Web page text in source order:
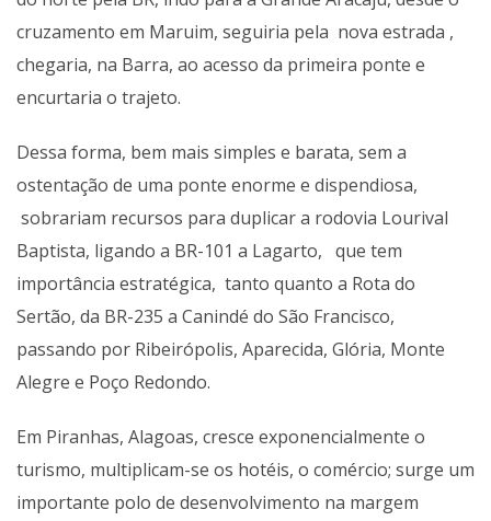
cruzamento em Maruim, seguiria pela nova estrada ,
chegaria, na Barra, ao acesso da primeira ponte e
encurtaria o trajeto.
Dessa forma, bem mais simples e barata, sem a
ostentação de uma ponte enorme e dispendiosa,
sobrariam recursos para duplicar a rodovia Lourival
Baptista, ligando a BR-101 a Lagarto, que tem
importância estratégica, tanto quanto a Rota do
Sertão, da BR-235 a Canindé do São Francisco,
passando por Ribeirópolis, Aparecida, Glória, Monte
Alegre e Poço Redondo.
Em Piranhas, Alagoas, cresce exponencialmente o
turismo, multiplicam-se os hotéis, o comércio; surge um
importante polo de desenvolvimento na margem